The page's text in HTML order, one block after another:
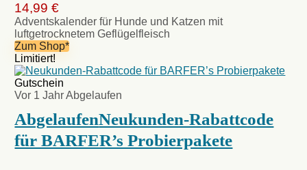
14,99 €
Adventskalender für Hunde und Katzen mit
luftgetrocknetem Geflügelfleisch
Zum Shop*
Limitiert!
Gutschein
Vor 1 JahrAbgelaufen
AbgelaufenNeukunden-Rabattcode
für BARFER’s Probierpakete